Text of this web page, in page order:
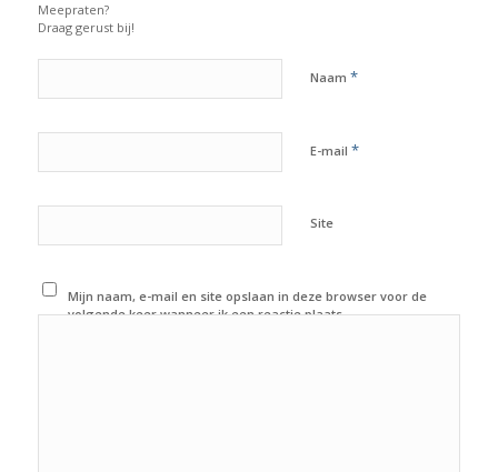
Meepraten?
Draag gerust bij!
Naam *
E-mail *
Site
Mijn naam, e-mail en site opslaan in deze browser voor de
volgende keer wanneer ik een reactie plaats.